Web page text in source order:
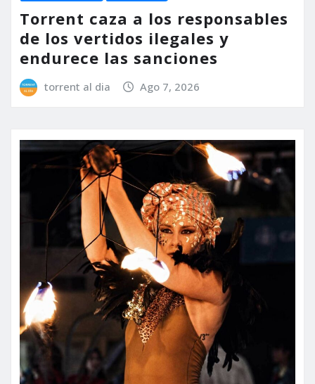
Torrent caza a los responsables
de los vertidos ilegales y
endurece las sanciones
torrent al dia Ago 7, 2026